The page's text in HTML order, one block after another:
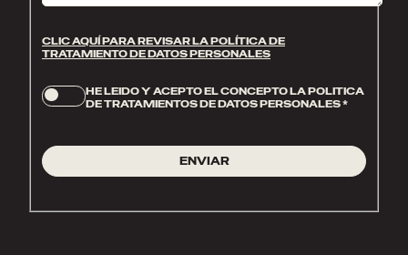
CLIC AQUÍ PARA REVISAR LA POLÍTICA DE
TRATAMIENTO DE DATOS PERSONALES
HE LEIDO Y ACEPTO EL CONCEPTO LA POLITICA
DE TRATAMIENTOS DE DATOS PERSONALES*
ENVIAR